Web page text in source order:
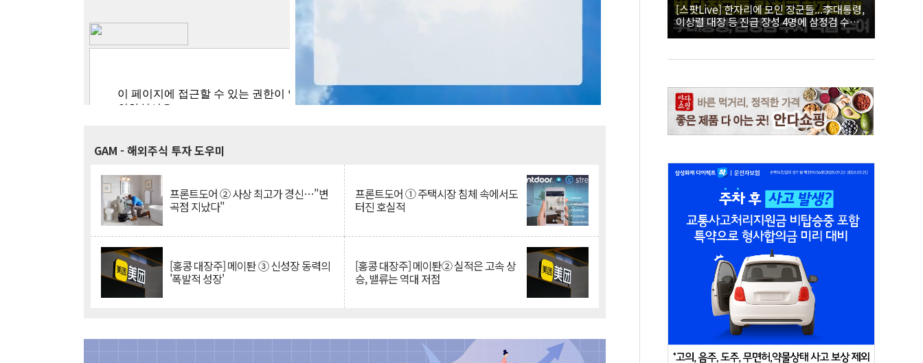
GAM - 해외주식 투자 도우미
프론트도어 ② 사상 최고가 경신…"변
곡점 지났다"
프론트도어 ① 주택시장 침체 속에서도
터진 호실적
[홍콩 대장주] 메이퇀 ③ 신성장 동력의
'폭발적 성장'
[홍콩 대장주] 메이퇀② 실적은 고속 상
승, 밸류는 역대 저점
[스팟Live] 한자리에 모인 장군들...李대통령,
이상렬 대장 등 진급 장성 4명에 삼정검 수치
직접 수여｜26.08.07 장성 진급·삼정검 수치